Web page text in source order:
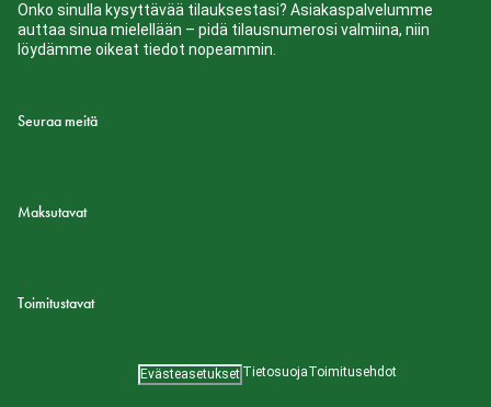
Onko sinulla kysyttävää tilauksestasi? Asiakaspalvelumme
auttaa sinua mielellään – pidä tilausnumerosi valmiina, niin
löydämme oikeat tiedot nopeammin.
Seuraa meitä
Maksutavat
Toimitustavat
Evästeasetukset TietosuojaToimitusehdot